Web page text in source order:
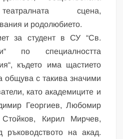
сцена,
и родолюбието.
за студент в СУ “Св.
по специалността
където има щастието
общува с такива значими
като академиците и
Георгиев, Любомир
Кирил Мирчев,
на акад.